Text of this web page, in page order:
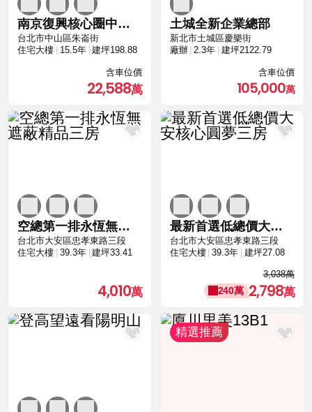
南京復興核心圈中空靜音樓板與SRC鋼骨高規格
台北市中山區朱崙街
住宅大樓
15.5年 建坪198.88
含車位價
22,588
土城全新企業總部
新北市土城區慶樂街
廠辦
2.3年 建坪2122.79
含車位價
105,000
空總第一排永恆無遮蔽精品三房
台北市大安區忠孝東路三段
住宅大樓
39.3年 建坪33.41
4,010
最新首選低總價大安核心圓夢三房
台北市大安區忠孝東路三段
住宅大樓
39.3年 建坪27.08
3,038萬
240萬 2,798